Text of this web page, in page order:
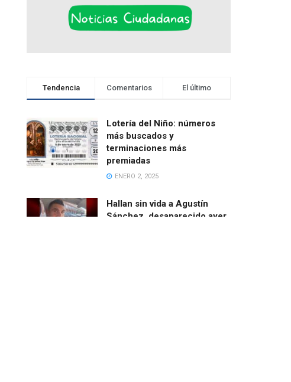
Tendencia Comentarios El último
Lotería del Niño: números
más buscados y
terminaciones más
premiadas
ENERO 2, 2025
Hallan sin vida a Agustín
Sánchez, desaparecido ayer